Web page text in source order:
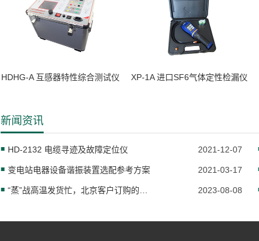
HDHG-A 互感器特性综合测试仪 XP-1A 进口SF6气体定性检漏仪
新闻资讯
HD-2132 电缆寻迹及故障定位仪 2021-12-07
变电站电器设备谐振装置选配参考方案 2021-03-17
2023-08-08